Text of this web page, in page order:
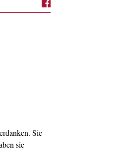
Sie
sie